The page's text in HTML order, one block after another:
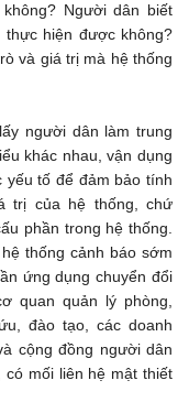
Người dân biết
hiện được không?
và giá trị mà hệ thống
người dân làm trung
khác nhau, vận dụng
yếu tố để đảm bảo tính
trị của hệ thống, chứ
phần trong hệ thống.
thống cảnh báo sớm
ứng dụng chuyển đổi
quan quản lý phòng,
đào tạo, các doanh
cộng đồng người dân
mối liên hệ mật thiết